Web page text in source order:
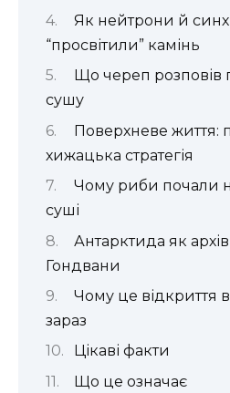
Як нейтрони й
“просвітили” камінь
Що череп розповів
сушу
Поверхневе життя:
хижацька стратегія
Чому риби почали
суші
Антарктида як
Гондвани
Чому це відкриття
зараз
Цікаві факти
Що це означає